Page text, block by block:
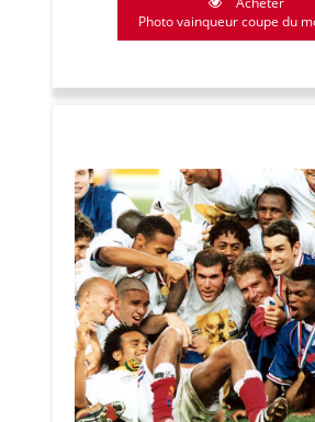
Photo vainqueur coupe du